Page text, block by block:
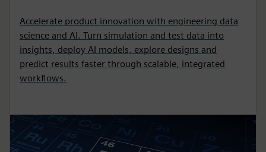
Accelerate product innovation with engineering data
science and AI. Turn simulation and test data into
insights, deploy AI models, explore designs and
predict results faster through scalable, integrated
workflows.